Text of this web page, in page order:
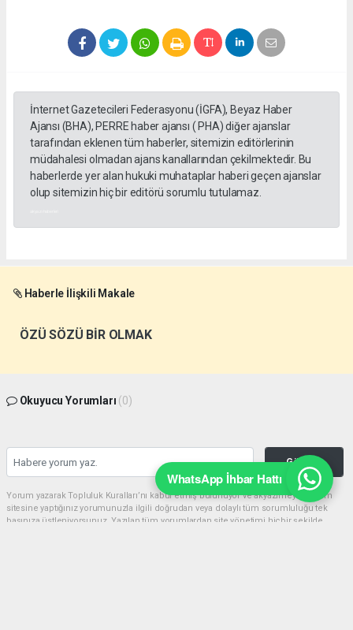
İnternet Gazetecileri Federasyonu (İGFA), Beyaz Haber
Ajansı (BHA), PERRE haber ajansı ( PHA) diğer ajanslar
tarafından eklenen tüm haberler, sitemizin editörlerinin
müdahalesi olmadan ajans kanallarından çekilmektedir. Bu
haberlerde yer alan hukuki muhataplar haberi geçen ajanslar
olup sitemizin hiç bir editörü sorumlu tutulamaz.
Haberle İlişkili Makale
ÖZÜ SÖZÜ BİR OLMAK
Okuyucu Yorumları (0)
Gönder
Yorum yazarak Topluluk Kuralları’nı kabul etmiş bulunuyor ve akyazimeydan.com
sitesine yaptığınız yorumunuzla ilgili doğrudan veya dolaylı tüm sorumluluğu tek
başınıza üstleniyorsunuz. Yazılan tüm yorumlardan site yönetimi hiçbir şekilde
WhatsApp İhbar Hattı